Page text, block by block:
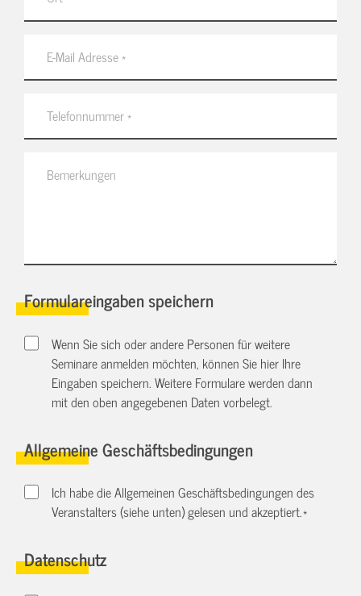
Formulareingaben speichern
Wenn Sie sich oder andere Personen für weitere
Seminare anmelden möchten, können Sie hier Ihre
Eingaben speichern. Weitere Formulare werden dann
mit den oben angegebenen Daten vorbelegt.
Allgemeine Geschäftsbedingungen
Ich habe die Allgemeinen Geschäftsbedingungen des
Veranstalters (siehe unten) gelesen und akzeptiert.*
Datenschutz